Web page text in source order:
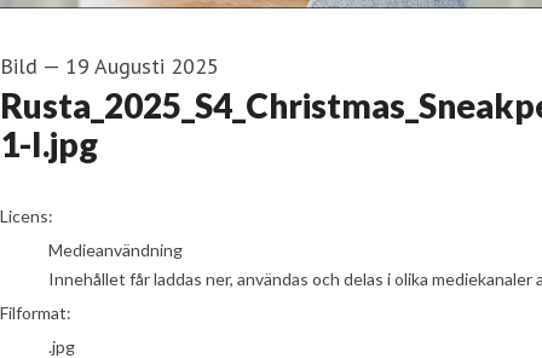
Bild — 19 Augusti 2025
1-I.jpg
go to media item
Licens:
Medieanvändning
Innehållet får laddas ner, användas och delas i olika
Filformat:
.jpg